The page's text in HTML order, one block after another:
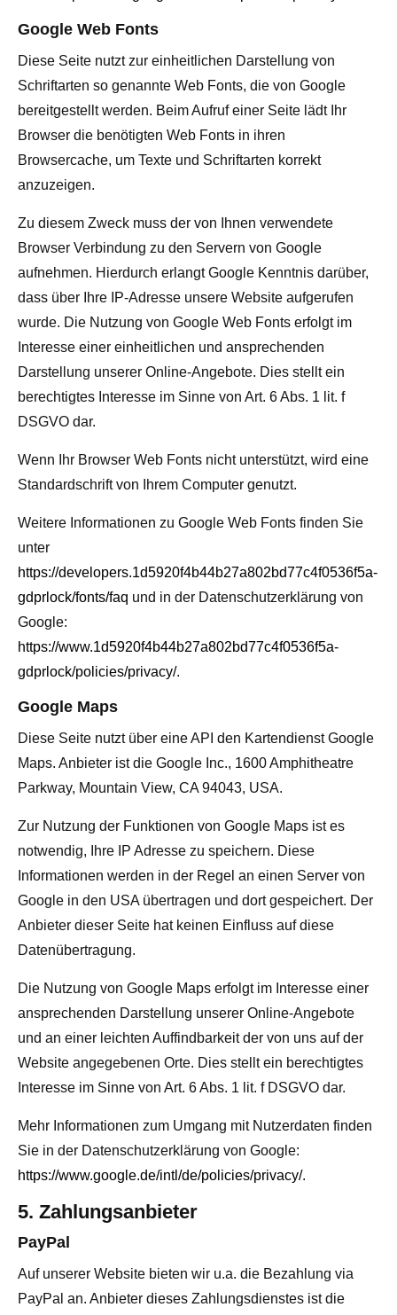
Google Web Fonts
Diese Seite nutzt zur einheitlichen Darstellung von
Schriftarten so genannte Web Fonts, die von Google
bereitgestellt werden. Beim Aufruf einer Seite lädt Ihr
Browser die benötigten Web Fonts in ihren
Browsercache, um Texte und Schriftarten korrekt
anzuzeigen.
Zu diesem Zweck muss der von Ihnen verwendete
Browser Verbindung zu den Servern von Google
aufnehmen. Hierdurch erlangt Google Kenntnis darüber,
dass über Ihre IP-Adresse unsere Website aufgerufen
wurde. Die Nutzung von Google Web Fonts erfolgt im
Interesse einer einheitlichen und ansprechenden
Darstellung unserer Online-Angebote. Dies stellt ein
berechtigtes Interesse im Sinne von Art. 6 Abs. 1 lit. f
DSGVO dar.
Wenn Ihr Browser Web Fonts nicht unterstützt, wird eine
Standardschrift von Ihrem Computer genutzt.
Weitere Informationen zu Google Web Fonts finden Sie
unter
https://developers.1d5920f4b44b27a802bd77c4f0536f5a-
gdprlock/fonts/faq und in der Datenschutzerklärung von
Google:
https://www.1d5920f4b44b27a802bd77c4f0536f5a-
gdprlock/policies/privacy/.
Google Maps
Diese Seite nutzt über eine API den Kartendienst Google
Maps. Anbieter ist die Google Inc., 1600 Amphitheatre
Parkway, Mountain View, CA 94043, USA.
Zur Nutzung der Funktionen von Google Maps ist es
notwendig, Ihre IP Adresse zu speichern. Diese
Informationen werden in der Regel an einen Server von
Google in den USA übertragen und dort gespeichert. Der
Anbieter dieser Seite hat keinen Einfluss auf diese
Datenübertragung.
Die Nutzung von Google Maps erfolgt im Interesse einer
ansprechenden Darstellung unserer Online-Angebote
und an einer leichten Auffindbarkeit der von uns auf der
Website angegebenen Orte. Dies stellt ein berechtigtes
Interesse im Sinne von Art. 6 Abs. 1 lit. f DSGVO dar.
Mehr Informationen zum Umgang mit Nutzerdaten finden
Sie in der Datenschutzerklärung von Google:
https://www.google.de/intl/de/policies/privacy/.
5. Zahlungsanbieter
PayPal
Auf unserer Website bieten wir u.a. die Bezahlung via
PayPal an. Anbieter dieses Zahlungsdienstes ist die